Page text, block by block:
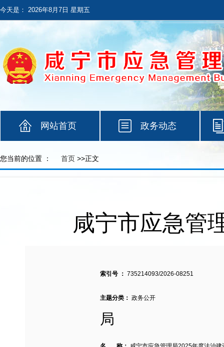
今天是： 2026年8月7日 星期五
网站首页 政务动态
您当前的位置 ： 首页 >>正文
咸宁市应急管
索引号 ： 735214093/2026-08251
主题分类： 政务公开
局